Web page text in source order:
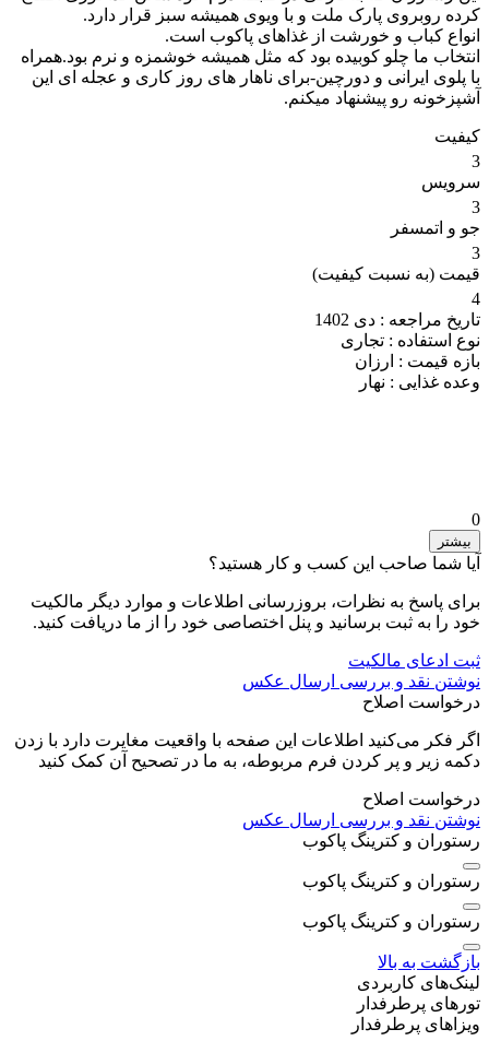
کرده روبروی پارک ملت و با ویوی همیشه سبز قرار دارد.
انواع کباب و خورشت از غذاهای پاکوب است.
انتخاب ما چلو کوبیده بود که مثل همیشه خوشمزه و نرم بود.همراه
با پلوی ایرانی و دورچین-برای ناهار های روز کاری و عجله ای این
آشپزخونه رو پیشنهاد میکنم.
کیفیت
3
سرویس
3
جو و اتمسفر
3
قیمت (به نسبت کیفیت)
4
تاریخ مراجعه : دی 1402
نوع استفاده : تجاری
بازه قیمت : ارزان
وعده غذایی : نهار
0
بیشتر
آیا شما صاحب این کسب و کار هستید؟
برای پاسخ به نظرات، بروزرسانی اطلاعات و موارد دیگر مالکیت
خود را به ثبت برسانید و پنل اختصاصی خود را از ما دریافت کنید.
ثبت ادعای مالکیت
نوشتن نقد و بررسی ارسال عکس
درخواست اصلاح
اگر فکر می‌کنید اطلاعات این صفحه با واقعیت مغایرت دارد با زدن
دکمه زیر و پر کردن فرم مربوطه، به ما در تصحیح آن کمک کنید
درخواست اصلاح
نوشتن نقد و بررسی ارسال عکس
رستوران و کترینگ پاکوب
رستوران و کترینگ پاکوب
رستوران و کترینگ پاکوب
بازگشت به بالا
لینک‌های کاربردی
تورهای پرطرفدار
ویزاهای پرطرفدار